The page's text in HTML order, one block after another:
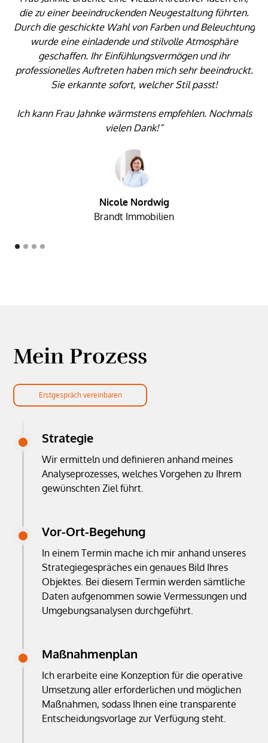
die zu einer beeindruckenden Neugestaltung führten.
Durch die geschickte Wahl von Farben und Beleuchtung
wurde eine einladende und stilvolle Atmosphäre
geschaffen. Ihr Einfühlungsvermögen und ihr
professionelles Auftreten haben mich sehr beeindruckt.
Sie erkannte sofort, welcher Stil passt!
Ich kann Frau Jahnke wärmstens empfehlen. Nochmals
vielen Dank!“
Nicole Nordwig
Brandt Immobilien
Mein Prozess
Erstgespräch vereinbaren
Strategie
Wir ermitteln und definieren anhand meines
Analyseprozesses, welches Vorgehen zu Ihrem
gewünschten Ziel führt.
Vor-Ort-Begehung
In einem Termin mache ich mir anhand unseres
Strategiegespräches ein genaues Bild Ihres
Objektes. Bei diesem Termin werden sämtliche
Daten aufgenommen sowie Vermessungen und
Umgebungsanalysen durchgeführt.
Maßnahmenplan
Ich erarbeite eine Konzeption für die operative
Umsetzung aller erforderlichen und möglichen
Maßnahmen, sodass Ihnen eine transparente
Entscheidungsvorlage zur Verfügung steht.